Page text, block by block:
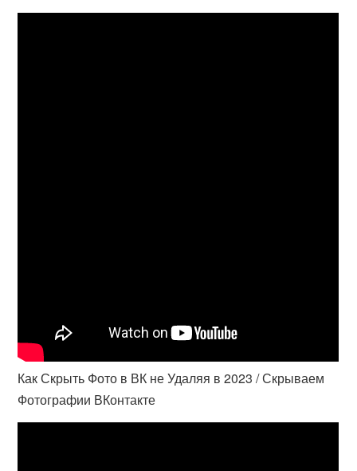
Как Скрыть Фото в ВК не Удаляя в 2023 / Скрываем
Фотографии ВКонтакте